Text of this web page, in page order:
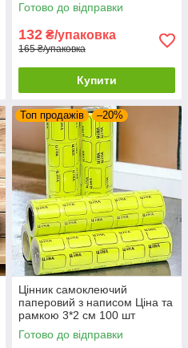
Готово до відправки
132 ₴/упаковка
165 ₴/упаковка
Купити
Топ продажів –20%
Цінник самоклеючий
паперовий з написом Цiна та
рамкою 3*2 см 100 шт
Готово до відправки